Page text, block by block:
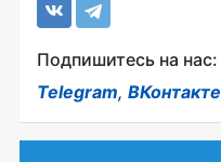
Подпишитесь на нас:
Telegram, ВКонтакте